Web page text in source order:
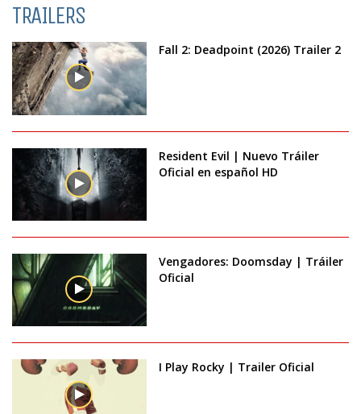
TRAILERS
Fall 2: Deadpoint (2026) Trailer 2
Resident Evil | Nuevo Tráiler
Oficial en español HD
Vengadores: Doomsday | Tráiler
Oficial
I Play Rocky | Trailer Oficial